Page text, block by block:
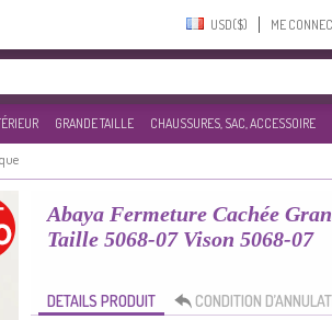
USD($)‎ ME
GRANDE TAILLE CHAUSSURES, SAC, ACCESSOIRE
Abaya Fermeture Cachée
Taille 5068-07 Vison 5068-07
DETAILS PRODUIT CONDITION